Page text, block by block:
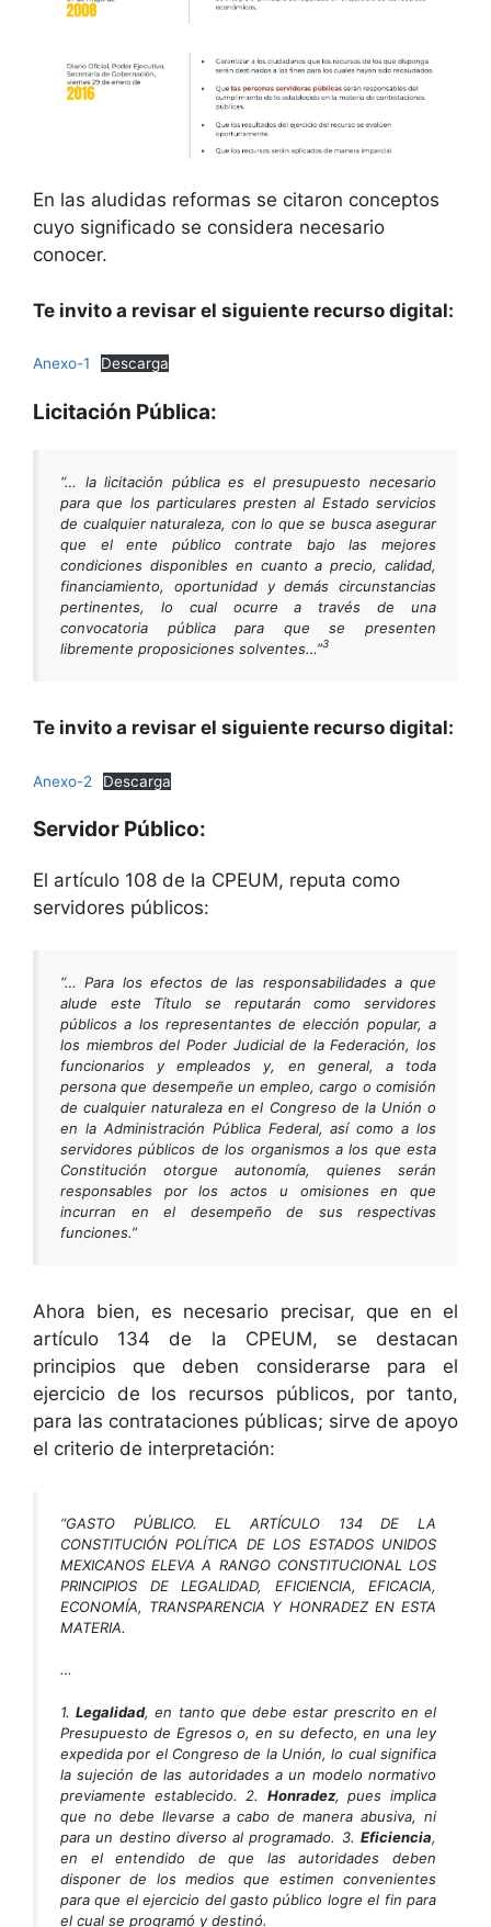
En las aludidas reformas se citaron conceptos
cuyo significado se considera necesario
conocer.
Te invito a revisar el siguiente recurso digital:
Anexo-1 Descarga
Licitación Pública:
“… la licitación pública es el presupuesto necesario
para que los particulares presten al Estado servicios
de cualquier naturaleza, con lo que se busca asegurar
que el ente público contrate bajo las mejores
condiciones disponibles en cuanto a precio, calidad,
financiamiento, oportunidad y demás circunstancias
pertinentes, lo cual ocurre a través de una
convocatoria pública para que se presenten
libremente proposiciones solventes…”3
Te invito a revisar el siguiente recurso digital:
Anexo-2 Descarga
Servidor Público:
El artículo 108 de la CPEUM, reputa como
servidores públicos:
“… Para los efectos de las responsabilidades a que
alude este Título se reputarán como servidores
públicos a los representantes de elección popular, a
los miembros del Poder Judicial de la Federación, los
funcionarios y empleados y, en general, a toda
persona que desempeñe un empleo, cargo o comisión
de cualquier naturaleza en el Congreso de la Unión o
en la Administración Pública Federal, así como a los
servidores públicos de los organismos a los que esta
Constitución otorgue autonomía, quienes serán
responsables por los actos u omisiones en que
incurran en el desempeño de sus respectivas
funciones.”
Ahora bien, es necesario precisar, que en el
artículo 134 de la CPEUM, se destacan
principios que deben considerarse para el
ejercicio de los recursos públicos, por tanto,
para las contrataciones públicas; sirve de apoyo
el criterio de interpretación:
“GASTO PÚBLICO. EL ARTÍCULO 134 DE LA
CONSTITUCIÓN POLÍTICA DE LOS ESTADOS UNIDOS
MEXICANOS ELEVA A RANGO CONSTITUCIONAL LOS
PRINCIPIOS DE LEGALIDAD, EFICIENCIA, EFICACIA,
ECONOMÍA, TRANSPARENCIA Y HONRADEZ EN ESTA
MATERIA.
…
1.Legalidad, en tanto que debe estar prescrito en el
Presupuesto de Egresos o, en su defecto, en una ley
expedida por el Congreso de la Unión, lo cual significa
la sujeción de las autoridades a un modelo normativo
previamente establecido. 2. Honradez, pues implica
que no debe llevarse a cabo de manera abusiva, ni
para un destino diverso al programado. 3. Eficiencia,
en el entendido de que las autoridades deben
disponer de los medios que estimen convenientes
para que el ejercicio del gasto público logre el fin para
el cual se programó y destinó.